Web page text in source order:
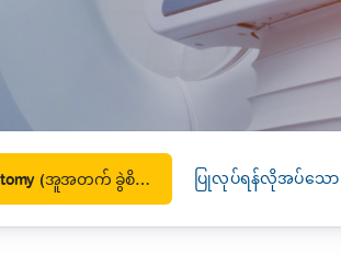
Supplements Health
reliable diagnostic testing services
travel offices
Appendicectomy (အူအတက် ခွဲစိတ်ဖြတ်ထုတ်ခြင်း) ပြုလုပ်ရန်လိုအပ်သော ရ